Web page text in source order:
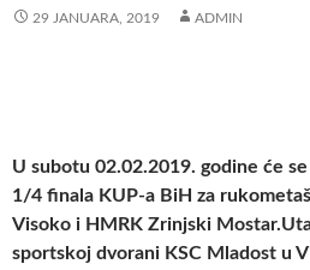
29 JANUARA, 2019 ADMIN
U subotu 02.02.2019. godine će
1/4 finala KUP-a BiH za
Visoko i HMRK Zrinjski Mostar.
sportskoj dvorani KSC Mladost u